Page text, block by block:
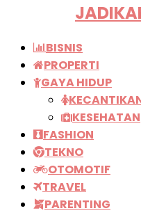
BISNIS
PROPERTI
GAYA HIDUP
KESEHATAN
FASHION
TEKNO
OTOMOTIF
TRAVEL
PARENTING